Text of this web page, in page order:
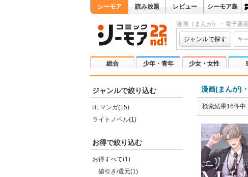
シーモア 読み放題 レビュー シーモア島
漫画（まんが）・電子書
ジャンルで探す
総合 少年・青年 少女・女性
ジャンルで絞り込む
BLマンガ(15)
ライトノベル(1)
お得で絞り込む
お得すべて(1)
値引き/還元(1)
漫画(まんが)
検索結果16件中